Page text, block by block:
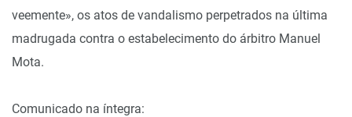
veemente», os atos de vandalismo perpetrados na última
madrugada contra o estabelecimento do árbitro Manuel
Mota.
Comunicado na íntegra: